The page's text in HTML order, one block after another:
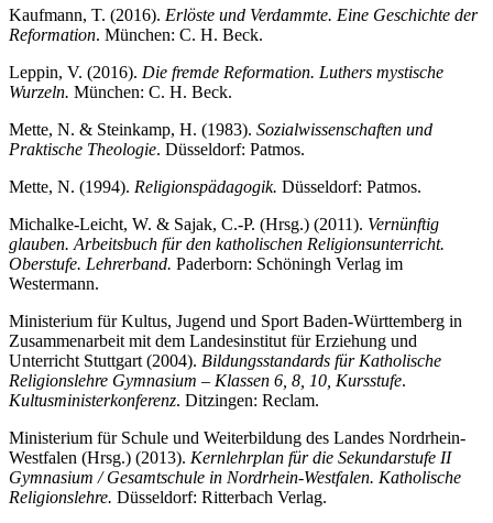
Kaufmann, T. (2016). Erlöste und Verdammte. Eine Geschichte der
Reformation. München: C. H. Beck.
Leppin, V. (2016). Die fremde Reformation. Luthers mystische
Wurzeln. München: C. H. Beck.
Mette, N. & Steinkamp, H. (1983). Sozialwissenschaften und
Praktische Theologie. Düsseldorf: Patmos.
Mette, N. (1994). Religionspädagogik. Düsseldorf: Patmos.
Michalke-Leicht, W. & Sajak, C.-P. (Hrsg.) (2011). Vernünftig
glauben. Arbeitsbuch für den katholischen Religionsunterricht.
Oberstufe. Lehrerband. Paderborn: Schöningh Verlag im
Westermann.
Ministerium für Kultus, Jugend und Sport Baden-Württemberg in
Zusammenarbeit mit dem Landesinstitut für Erziehung und
Unterricht Stuttgart (2004). Bildungsstandards für Katholische
Religionslehre Gymnasium – Klassen 6, 8, 10, Kursstufe.
Kultusministerkonferenz. Ditzingen: Reclam.
Ministerium für Schule und Weiterbildung des Landes Nordrhein-
Westfalen (Hrsg.) (2013). Kernlehrplan für die Sekundarstufe II
Gymnasium / Gesamtschule in Nordrhein-Westfalen. Katholische
Religionslehre. Düsseldorf: Ritterbach Verlag.